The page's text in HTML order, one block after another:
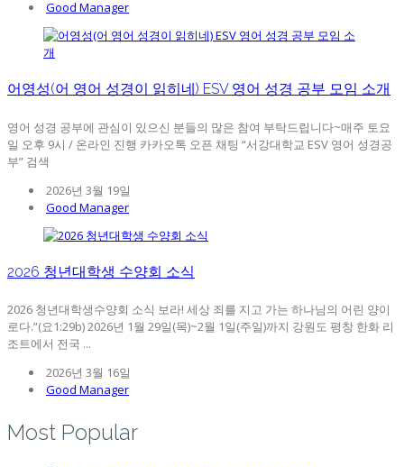
Good Manager
어영성(어 영어 성경이 읽히네) ESV 영어 성경 공부 모임 소개
영어 성경 공부에 관심이 있으신 분들의 많은 참여 부탁드립니다~매주 토요
일 오후 9시 / 온라인 진행 카카오톡 오픈 채팅 “서강대학교 ESV 영어 성경공
부” 검색
2026년 3월 19일
Good Manager
2026 청년대학생 수양회 소식
2026 청년대학생수양회 소식 보라! 세상 죄를 지고 가는 하나님의 어린 양이
로다.”(요1:29b) 2026년 1월 29일(목)~2월 1일(주일)까지 강원도 평창 한화 리
조트에서 전국 ...
2026년 3월 16일
Good Manager
Most Popular